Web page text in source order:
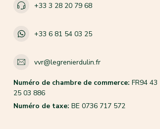
+33 3 28 20 79 68
+33 6 81 54 03 25
vvr@legrenierdulin.fr
Numéro de chambre de commerce: FR94 43
25 03 886
Numéro de taxe: BE 0736 717 572